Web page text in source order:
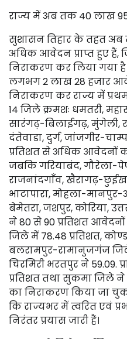
राज्य में अब तक 40 लाख
सुशासन तिहार के तहत
अधिक आवेदन प्राप्त हुए
निराकरण कर लिया गया
लगभग 2 लाख 28 हजार
निराकरण कर राज्य में प्रथम
14 जिले क्रमशः धमतरी,
सारंगढ़-बिलाईगढ़, मुंगेली,
दंतेवाडा, दुर्ग, जांजगीर-
प्रतिशत से अधिक आवेदनों
जबकि गरियाबंद, गौरेला-
राजनांदगाँव, खैरागढ़-
भाटापारा, मोहला-
बेमेतरा, जशपुर, कोरिया,
ने 80 से 90 प्रतिशत
जिले में 78.48 प्रतिशत,
बलरामपुर-रामानुजगंज
चिरमिरी भरतपुर ने 59.09.
प्रतिशत तथा सुकमा जिले
का निराकरण किया जा
कि राज्यभर में त्वरित एवं
निरंतर प्रयास जारी हैं।